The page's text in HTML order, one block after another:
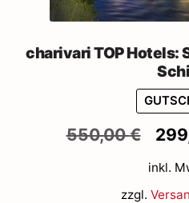
charivari TOP Hotels:
550,00€
war:
inkl.
zzgl.